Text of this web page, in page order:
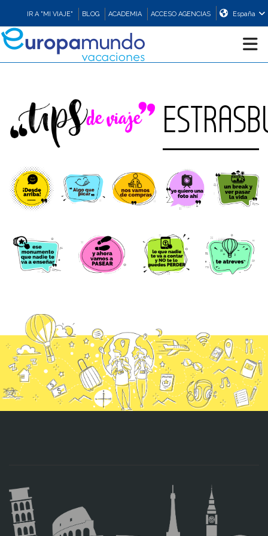
IR A "MI VIAJE" BLOG ACADEMIA ACCESO AGENCIAS España
EUROPA
ORIENTE
COMPRAR
MÁS